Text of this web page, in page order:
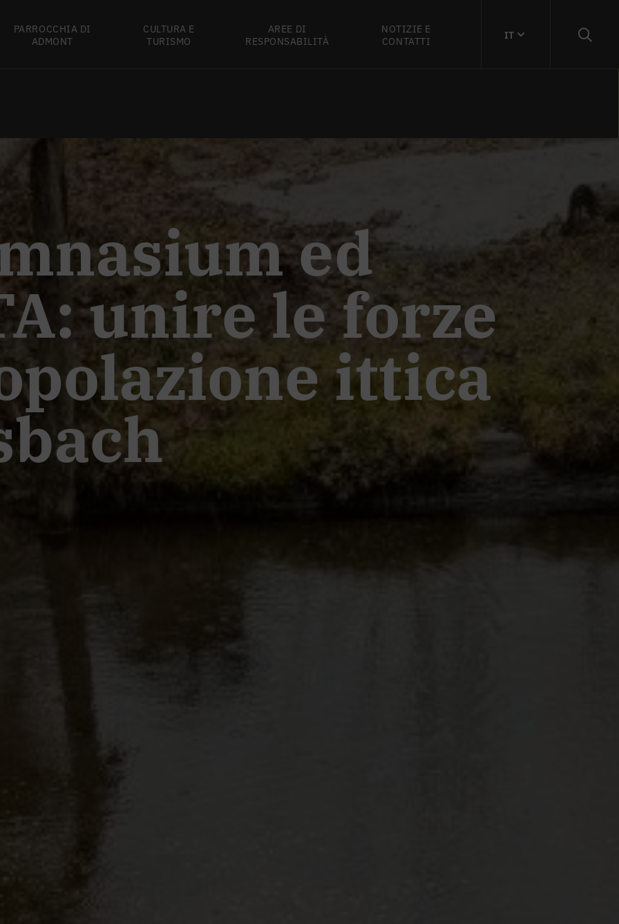
PARROCCHIA DI
ADMONT
CULTURA E
TURISMO
AREE DI
RESPONSABILITÀ
NOTIZIE E
CONTATTI
IT
ed
unire le forze
ittica